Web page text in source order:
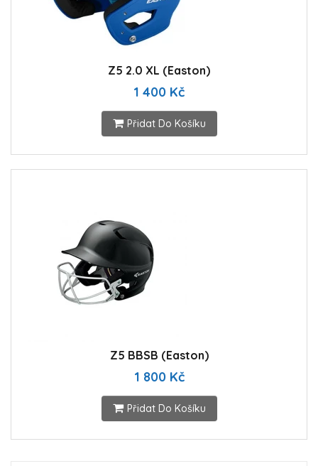
Z5 2.0 XL (Easton)
1 400 Kč
Přidat Do Košíku
Z5 BBSB (Easton)
1 800 Kč
Přidat Do Košíku